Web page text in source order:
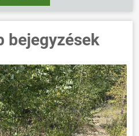
bejegyzések